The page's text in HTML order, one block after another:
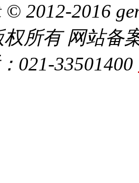
© 2012-2016
所有 网站备
021-33501400